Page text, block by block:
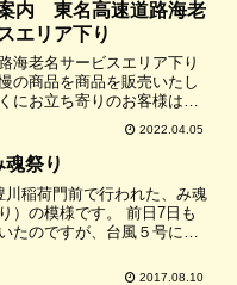
うございました...
内 東名高速道路海老
エリア下り
海老名サービスエリア下り
の商品を商品を販売いたし
にお立ち寄りのお客様はぜ
いね！！販売商品は数量限
ます、よろしくお願いしま
4月8日(金) 10:00 ～
2022.04.05
祭り
川稲荷門前で行われた、み魂
）の模様です。 前日7日も
たのですが、台風５号によ
日はお天気も良く気持ちよく
2017.08.10